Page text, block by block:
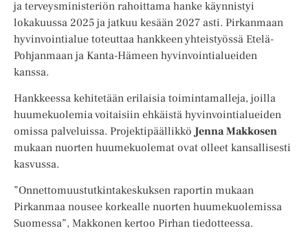
ja terveysministeriön rahoittama hanke käynnistyi
lokakuussa 2025 ja jatkuu kesään 2027 asti. Pirkanmaan
hyvinvointialue toteuttaa hankkeen yhteistyössä Etelä-
Pohjanmaan ja Kanta-Hämeen hyvinvointialueiden
kanssa.
Hankkeessa kehitetään erilaisia toimintamalleja, joilla
huumekuolemia voitaisiin ehkäistä hyvinvointialueiden
omissa palveluissa. Projektipäällikkö Jenna Makkosen
mukaan nuorten huumekuolemat ovat olleet kansallisesti
kasvussa.
”Onnettomuustutkintakeskuksen raportin mukaan
Pirkanmaa nousee korkealle nuorten huumekuolemissa
Suomessa”, Makkonen kertoo Pirhan tiedotteessa.